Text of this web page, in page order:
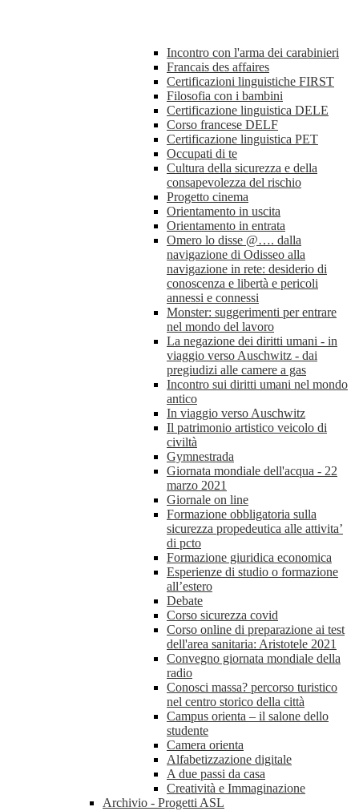
Incontro con l'arma dei carabinieri
Francais des affaires
Certificazioni linguistiche FIRST
Filosofia con i bambini
Certificazione linguistica DELE
Corso francese DELF
Certificazione linguistica PET
Occupati di te
Cultura della sicurezza e della
consapevolezza del rischio
Progetto cinema
Orientamento in uscita
Orientamento in entrata
Omero lo disse @…. dalla
navigazione di Odisseo alla
navigazione in rete: desiderio di
conoscenza e libertà e pericoli
annessi e connessi
Monster: suggerimenti per entrare
nel mondo del lavoro
La negazione dei diritti umani - in
viaggio verso Auschwitz - dai
pregiudizi alle camere a gas
Incontro sui diritti umani nel mondo
antico
In viaggio verso Auschwitz
Il patrimonio artistico veicolo di
civiltà
Gymnestrada
Giornata mondiale dell'acqua - 22
marzo 2021
Giornale on line
Formazione obbligatoria sulla
sicurezza propedeutica alle attivita’
di pcto
Formazione giuridica economica
Esperienze di studio o formazione
all’estero
Debate
Corso sicurezza covid
Corso online di preparazione ai test
dell'area sanitaria: Aristotele 2021
Convegno giornata mondiale della
radio
Conosci massa? percorso turistico
nel centro storico della città
Campus orienta – il salone dello
studente
Camera orienta
Alfabetizzazione digitale
A due passi da casa
Creatività e Immaginazione
Archivio - Progetti ASL